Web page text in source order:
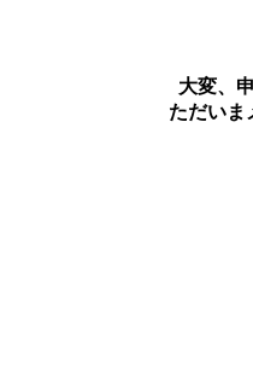
大変、
ただいま